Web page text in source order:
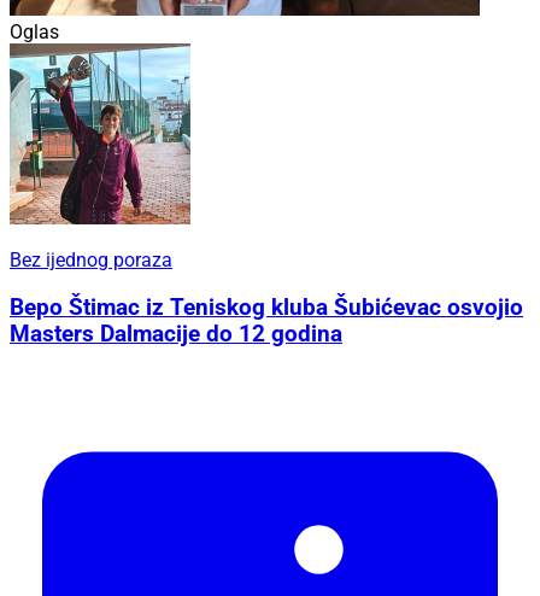
Oglas
Bez ijednog poraza
Bepo Štimac iz Teniskog kluba Šubićevac osvojio
Masters Dalmacije do 12 godina